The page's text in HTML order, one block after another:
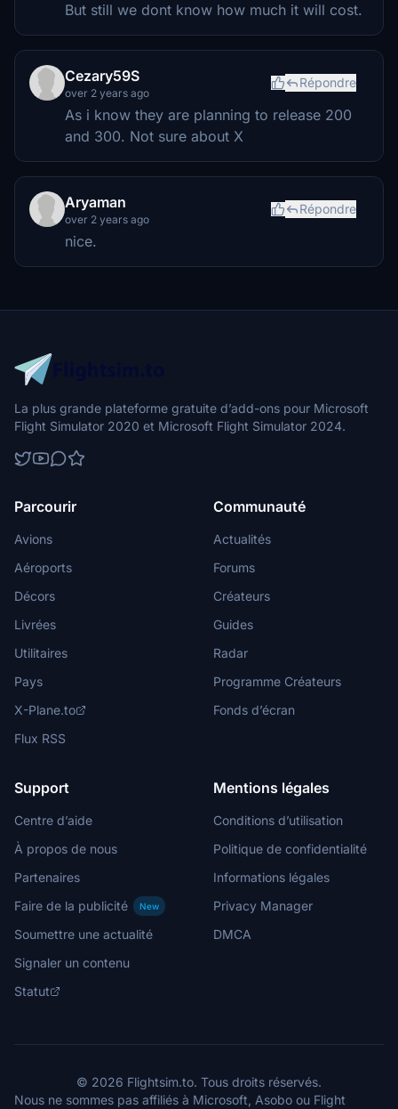
But still we dont know how much it will cost.
Cezary59S
over 2 years ago
Répondre
As i know they are planning to release 200
and 300. Not sure about X
Aryaman
over 2 years ago
Répondre
nice.
La plus grande plateforme gratuite d’add-ons pour Microsoft
Flight Simulator 2020 et Microsoft Flight Simulator 2024.
Parcourir
Avions
Aéroports
Décors
Livrées
Utilitaires
Pays
X-Plane.to
Flux RSS
Communauté
Actualités
Forums
Créateurs
Guides
Radar
Programme Créateurs
Fonds d’écran
Support
Centre d’aide
À propos de nous
Partenaires
Faire de la publicité
New
Soumettre une actualité
Signaler un contenu
Statut
Mentions légales
Conditions d’utilisation
Politique de confidentialité
Informations légales
Privacy Manager
DMCA
© 2026 Flightsim.to. Tous droits réservés.
Nous ne sommes pas affiliés à Microsoft, Asobo ou Flight